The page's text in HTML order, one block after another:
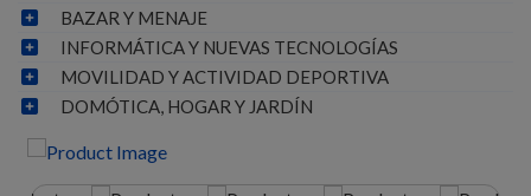
BAZAR Y MENAJE
INFORMÁTICA Y NUEVAS TECNOLOGÍAS
MOVILIDAD Y ACTIVIDAD DEPORTIVA
DOMÓTICA, HOGAR Y JARDÍN